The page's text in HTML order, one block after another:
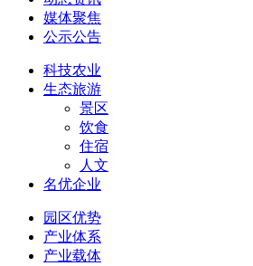
媒体聚焦
公示公告
科技农业
生态旅游
景区
饮食
住宿
人文
名优企业
园区优势
产业体系
产业载体